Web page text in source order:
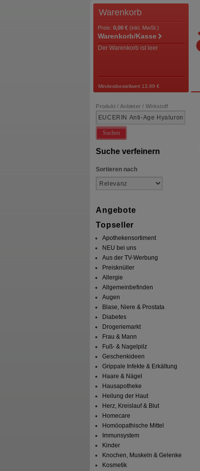
Warenkorb
Preis: 0,00 € (inkl. MwSt.)
Warenkorb/Kasse
Der Warenkorb ist leer
Mindestbestellwert 13,99 €
Produkt / Anbieter / Wirkstoff
Suchen
Suche verfeinern
Sortieren nach
Angebote
Topseller
Apothekensortiment
NEU bei uns
Aus der TV-Werbung
Preisknüller
Allergie
Allgemeinbefinden
Augen
Blase, Niere & Prostata
Diabetes
Drogeriemarkt
Frau & Mann
Fuß- & Nagelpilz
Geschenkideen
Grippale Infekte & Erkältung
Haare & Nägel
Hausapotheke
Heilung der Haut
Herz, Kreislauf & Blut
Homecare
Homöopathische Mittel
Immunsystem
Kinder
Knochen, Muskeln & Gelenke
Kosmetik